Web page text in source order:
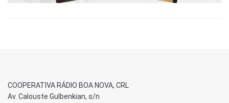
COOPERATIVA RÁDIO BOA NOVA, CRL
Av. Calouste Gulbenkian, s/n